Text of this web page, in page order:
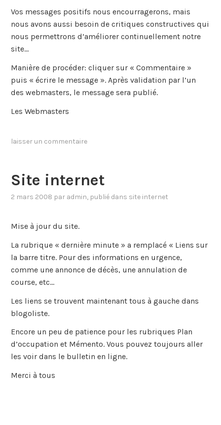
Vos messages positifs nous encourragerons, mais
nous avons aussi besoin de critiques constructives qui
nous permettrons d’améliorer continuellement notre
site…
Manière de procéder: cliquer sur « Commentaire »
puis « écrire le message ». Après validation par l’un
des webmasters, le message sera publié.
Les Webmasters
laisser un commentaire
Site internet
2 mars 2008 par admin, publié dans site internet
Mise à jour du site.
La rubrique « dernière minute » a remplacé « Liens sur
la barre titre. Pour des informations en urgence,
comme une annonce de décès, une annulation de
course, etc…
Les liens se trouvent maintenant tous à gauche dans
blogoliste.
Encore un peu de patience pour les rubriques Plan
d’occupation et Mémento. Vous pouvez toujours aller
les voir dans le bulletin en ligne.
Merci à tous